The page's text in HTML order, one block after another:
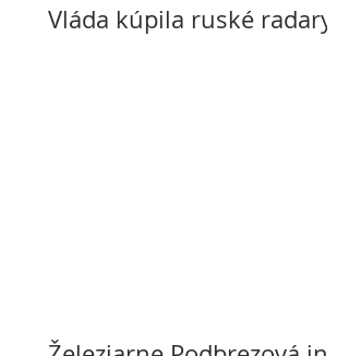
Vláda kúpila ruské radary